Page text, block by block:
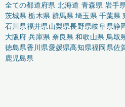
全ての都道府県 北海道 青森県 岩手
茨城県 栃木県 群馬県 埼玉県 千葉県
石川県福井県山梨県長野県岐阜県静
大阪府 兵庫県 奈良県 和歌山県 鳥取
徳島県香川県愛媛県高知県福岡県佐
鹿児島県